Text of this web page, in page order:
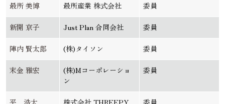
最所 美博 最所産業 株式会社 委員
新開 京子 Just Plan 合同会社 委員
陣内 賢太郎 (株)タイソン 委員
末金 雅宏
(株)Mコーポレーショ
ン
委員
平 浩太 株式会社 THREEPY 委員